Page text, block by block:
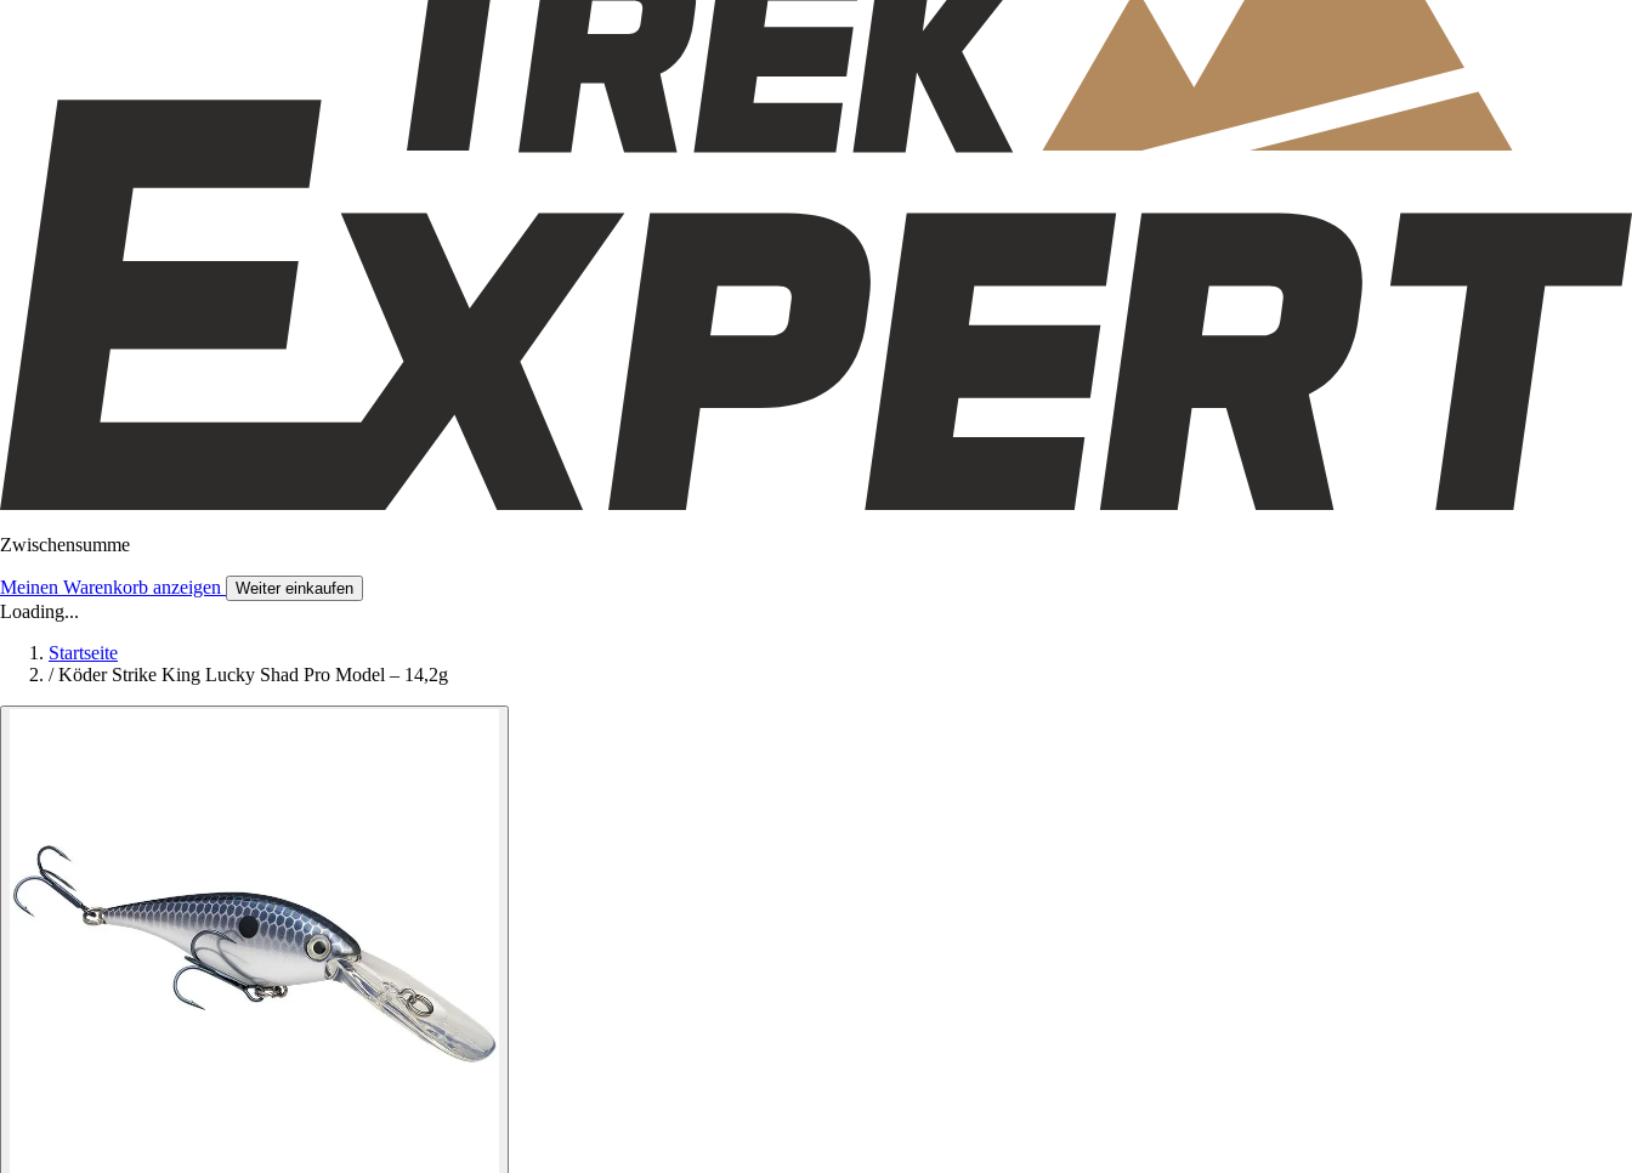
Zwischensumme
Meinen Warenkorb anzeigen Weiter einkaufen
Loading...
Startseite
/ Köder Strike King Lucky Shad Pro Model – 14,2g